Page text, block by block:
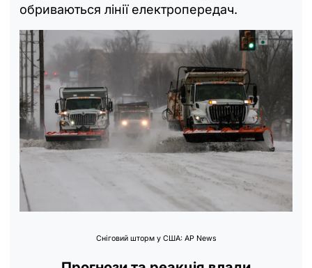
обриваються лінії електропередач.
Сніговий шторм у США: AP News